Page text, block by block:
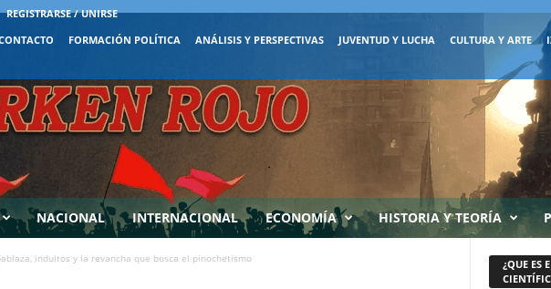
REGISTRARSE / UNIRSE
FORMACIÓN POLÍTICA ANÁLISIS Y PERSPECTIVAS JUVENTUD Y LUCHA CULTURA Y ARTE
NACIONAL INTERNACIONAL ECONOMÍA HISTORIA Y TEORÍA
indultos y la revancha que busca el pinochetismo
¿QUE ES